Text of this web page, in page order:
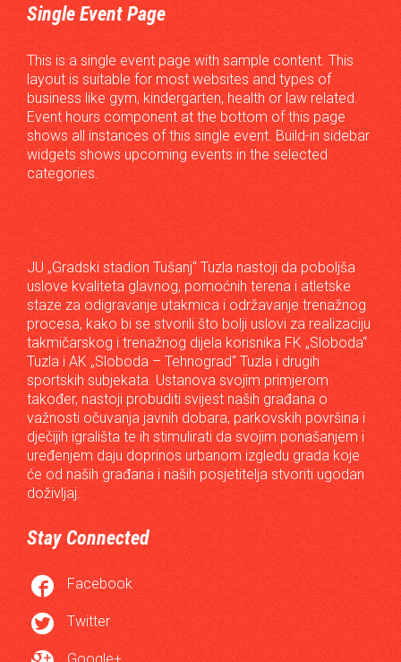
Single Event Page
This is a single event page with sample content. This
layout is suitable for most websites and types of
business like gym, kindergarten, health or law related.
Event hours component at the bottom of this page
shows all instances of this single event. Build-in sidebar
widgets shows upcoming events in the selected
categories.
JU „Gradski stadion Tušanj“ Tuzla nastoji da poboljša
uslove kvaliteta glavnog, pomoćnih terena i atletske
staze za odigravanje utakmica i održavanje trenažnog
procesa, kako bi se stvorili što bolji uslovi za realizaciju
takmičarskog i trenažnog dijela korisnika FK „Sloboda“
Tuzla i AK „Sloboda – Tehnograd“ Tuzla i drugih
sportskih subjekata. Ustanova svojim primjerom
također, nastoji probuditi svijest naših građana o
važnosti očuvanja javnih dobara, parkovskih površina i
dječijih igrališta te ih stimulirati da svojim ponašanjem i
uređenjem daju doprinos urbanom izgledu grada koje
će od naših građana i naših posjetitelja stvoriti ugodan
doživljaj.
Stay Connected
 Facebook
 Twitter